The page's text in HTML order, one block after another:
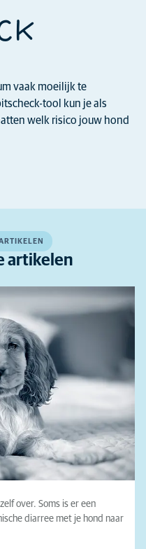
vaak moeilijk te
tool kun je als
welk risico jouw hond
artikelen
over. Soms is er een
diarree met je hond naar